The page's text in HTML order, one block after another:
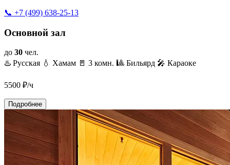
📞 +7 (499) 638-25-13
Основной зал
до 30 чел.
♨️ Русская 💧 Хамам 🚪 3 комн. 🎱 Бильярд 🎤 Караоке
5500 ₽/ч
Подробнее